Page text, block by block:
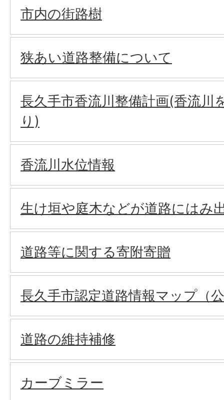
市内の街路樹
狭あい道路整備について
長久手市香流川整備計画(香流川
り)
香流川水位情報
生け垣や庭木などが道路にはみ
道路等に関する寄附寄贈
長久手市認定道路情報マップ（
道路の維持補修
カーブミラー